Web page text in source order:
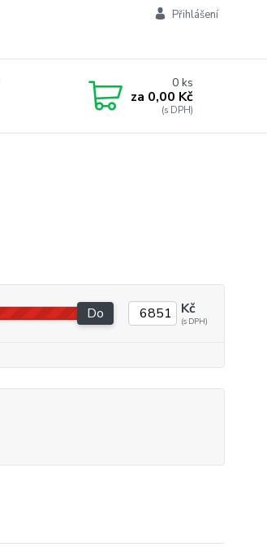
Přihlášení
0ks
za 0,00 Kč
Do Kč